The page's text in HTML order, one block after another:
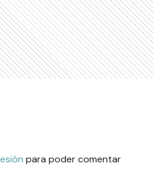
para poder comentar